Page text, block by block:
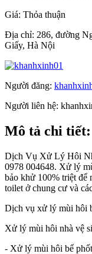
Giá: Thỏa thuận
Địa chỉ: 286, đường
Giấy, Hà Nội
Người đăng:
Người liên hệ:
Mô tả chi tiết:
Dịch Vụ Xử Lý Hôi
0978 004648. Xử lý
bảo khử 100% triệt để
toilet ở chung cư và
Dịch vụ xử lý mùi hôi
Xử lý mùi hôi nhà vệ
- Xử lý mùi hôi bể